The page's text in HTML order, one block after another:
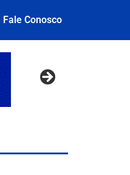
Fale Conosco